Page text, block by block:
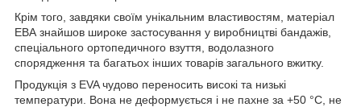
Крім того, завдяки своїм унікальним властивостям, матеріал
ЕВА знайшов широке застосування у виробництві бандажів,
спеціального ортопедичного взуття, водолазного
спорядження та багатьох інших товарів загального вжитку.
Продукція з EVA чудово переносить високі та низькі
температури.
Вона не деформується і не пахне за +50 °С, не